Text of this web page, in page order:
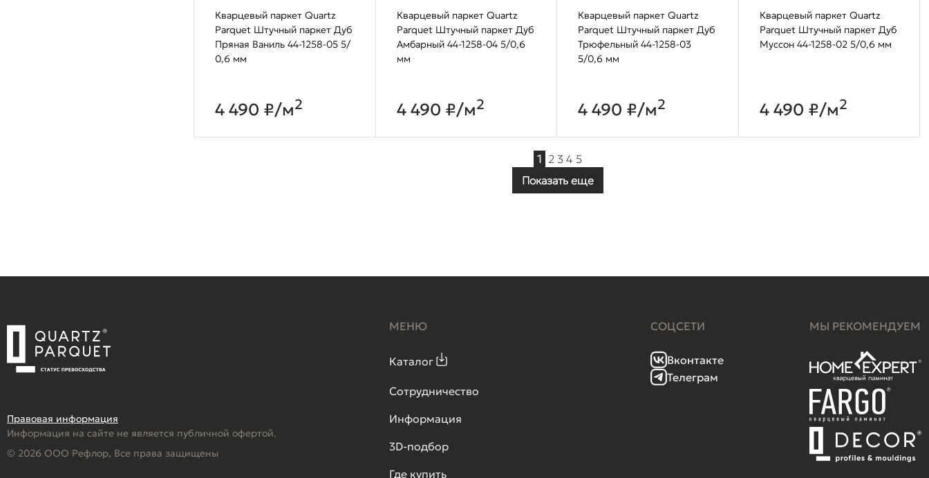
Кварцевый паркет Quartz
Parquet Штучный паркет Дуб
Пряная Ваниль 44-1258-05 5/
0,6 мм
4 490 ₽/м2
Кварцевый паркет Quartz
Parquet Штучный паркет Дуб
Амбарный 44-1258-04 5/0,6
мм
4 490 ₽/м2
Кварцевый паркет Quartz
Parquet Штучный паркет Дуб
Трюфельный 44-1258-03
5/0,6 мм
4 490 ₽/м2
Кварцевый паркет Quartz
Parquet Штучный паркет Дуб
Муссон 44-1258-02 5/0,6 мм
4 490 ₽/м2
1 2 3 4 5
Показать еще
Правовая информация
Информация на сайте не является публичной офертой.
© 2026 ООО Рефлор, Все права защищены
МЕНЮ
Каталог
Сотрудничество
Информация
3D-подбор
Где купить
СОЦСЕТИ
Вконтакте
Телеграм
МЫ РЕКОМЕНДУЕМ